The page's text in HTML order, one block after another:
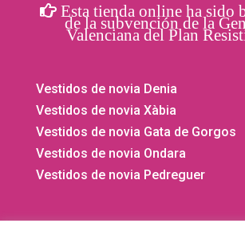
Esta tienda online ha sido
de la subvención de la
Valenciana del Plan
Vestidos de novia Denia
Vestidos de novia Xàbia
Vestidos de novia Gata de Gorgos
Vestidos de novia Ondara
Vestidos de novia Pedreguer